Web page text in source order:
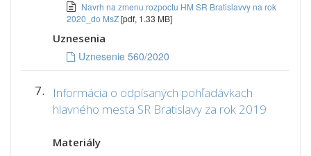
Navrh na zmenu rozpoctu HM SR Bratislavvy na rok
2020_do MsZ[pdf, 1.33 MB]
Uznesenia
Uznesenie 560/2020
7.
Informácia o odpísaných pohľadávkach
hlavného mesta SR Bratislavy za rok 2019
Materiály